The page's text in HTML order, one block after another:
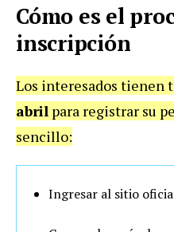
Cómo es el
inscripción
Los interesados tienen
abril para registrar su
sencillo:
Ingresar al sitio